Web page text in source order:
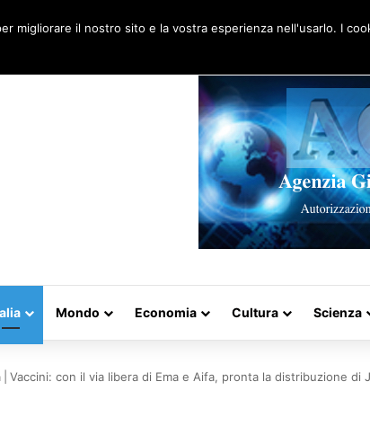
Mondo Economia Cultura Scienza
Vaccini: con il via libera di Ema e Aifa, pronta la distribuzione di
migliorare il nostro sito e la vostra esperienza nell'usarlo. I